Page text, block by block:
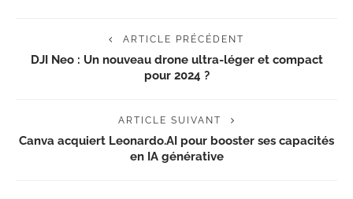
ARTICLE PRÉCÉDENT
DJI Neo : Un nouveau drone ultra-léger et compact
pour 2024 ?
ARTICLE SUIVANT
Canva acquiert Leonardo.AI pour booster ses capacités
en IA générative